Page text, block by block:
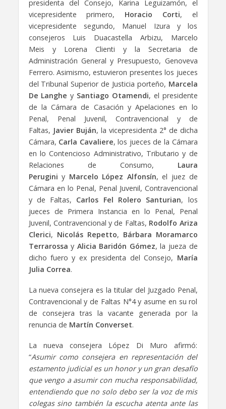
presidenta del Consejo, Karina Leguizamón, el
vicepresidente primero, Horacio Corti, el
vicepresidente segundo, Manuel Izura y los
consejeros Luis Duacastella Arbizu, Marcelo
Meis y Lorena Clienti y la Secretaria de
Administración General y Presupuesto, Genoveva
Ferrero. Asimismo, estuvieron presentes los jueces
del Tribunal Superior de Justicia porteño, Marcela
De Langhe y Santiago Otamendi, el presidente
de la Cámara de Casación y Apelaciones en lo
Penal, Penal Juvenil, Contravencional y de
Faltas, Javier Buján, la vicepresidenta 2° de dicha
Cámara, Carla Cavaliere, los jueces de la Cámara
en lo Contencioso Administrativo, Tributario y de
Relaciones de Consumo, Laura
Perugini y Marcelo López Alfonsín, el juez de
Cámara en lo Penal, Penal Juvenil, Contravencional
y de Faltas, Carlos Fel Rolero Santurian, los
jueces de Primera Instancia en lo Penal, Penal
Juvenil, Contravencional y de Faltas, Rodolfo Ariza
Clerici, Nicolás Repetto, Bárbara Moramarco
Terrarossa y Alicia Baridón Gómez, la jueza de
dicho fuero y ex presidenta del Consejo, María
Julia Correa.
La nueva consejera es la titular del Juzgado Penal,
Contravencional y de Faltas N°4 y asume en su rol
de consejera tras la vacante generada por la
renuncia de Martín Converset.
La nueva consejera López Di Muro afirmó:
“Asumir como consejera en representación del
estamento judicial es un honor y un gran desafío
que vengo a asumir con mucha responsabilidad,
entendiendo que no solo debo ser la voz de mis
colegas sino también la escucha atenta ante las